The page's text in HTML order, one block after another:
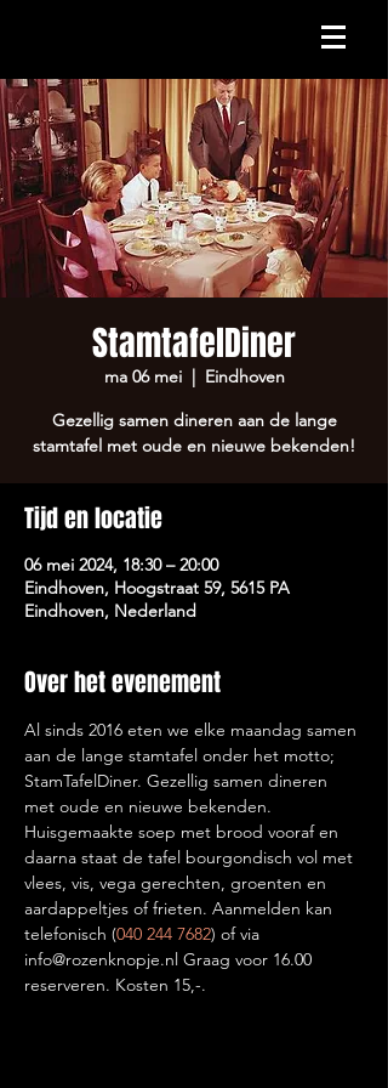
StamtafelDiner
ma 06 mei
  |
Eindhoven
Gezellig samen dineren aan de lange
stamtafel met oude en nieuwe bekenden!
Tijd en locatie
06 mei 2024, 18:30 – 20:00
Eindhoven, Hoogstraat 59, 5615 PA
Eindhoven, Nederland
Over het evenement
Al sinds 2016 eten we elke maandag samen
aan de lange stamtafel onder het motto;
StamTafelDiner. Gezellig samen dineren
met oude en nieuwe bekenden.
Huisgemaakte soep met brood vooraf en
daarna staat de tafel bourgondisch vol met
vlees, vis, vega gerechten, groenten en
aardappeltjes of frieten. Aanmelden kan
telefonisch (040 244 7682) of via
info@rozenknopje.nl Graag voor 16.00
reserveren. Kosten 15,-.